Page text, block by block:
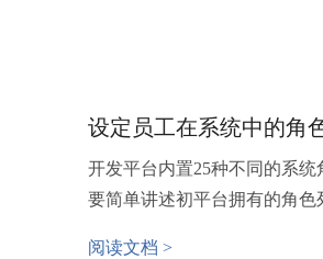
设定员工在系统中的角
开发平台内置25种不同的系
要简单讲述初平台拥有的角
阅读文档 >